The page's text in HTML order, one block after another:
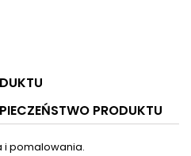
PRODUKTU
i pomalowania.